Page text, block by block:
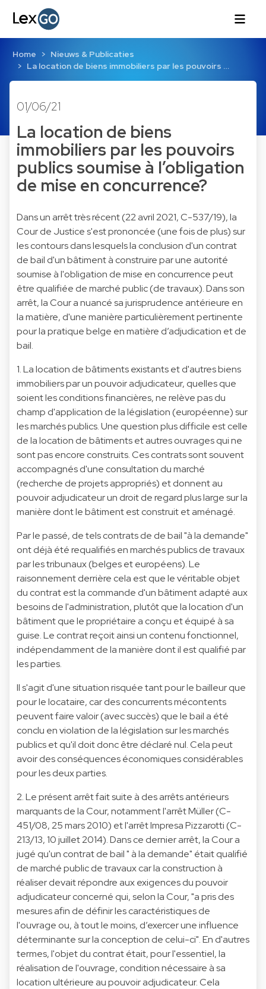
Home
Nieuws & Publicaties
La location de biens immobiliers par les pouvoirs …
01/06/21
La location de biens
immobiliers par les pouvoirs
publics soumise à l’obligation
de mise en concurrence?
Dans un arrêt très récent (22 avril 2021, C-537/19), la
Cour de Justice s'est prononcée (une fois de plus) sur
les contours dans lesquels la conclusion d'un contrat
de bail d'un bâtiment à construire par une autorité
soumise à l'obligation de mise en concurrence peut
être qualifiée de marché public (de travaux). Dans son
arrêt, la Cour a nuancé sa jurisprudence antérieure en
la matière, d'une manière particulièrement pertinente
pour la pratique belge en matière d’adjudication et de
bail.
1. La location de bâtiments existants et d'autres biens
immobiliers par un pouvoir adjudicateur, quelles que
soient les conditions financières, ne relève pas du
champ d'application de la législation (européenne) sur
les marchés publics. Une question plus difficile est celle
de la location de bâtiments et autres ouvrages qui ne
sont pas encore construits. Ces contrats sont souvent
accompagnés d'une consultation du marché
(recherche de projets appropriés) et donnent au
pouvoir adjudicateur un droit de regard plus large sur la
manière dont le bâtiment est construit et aménagé.
Par le passé, de tels contrats de de bail "à la demande"
ont déjà été requalifiés en marchés publics de travaux
par les tribunaux (belges et européens). Le
raisonnement derrière cela est que le véritable objet
du contrat est la commande d'un bâtiment adapté aux
besoins de l'administration, plutôt que la location d'un
bâtiment que le propriétaire a conçu et équipé à sa
guise. Le contrat reçoit ainsi un contenu fonctionnel,
indépendamment de la manière dont il est qualifié par
les parties.
Il s'agit d'une situation risquée tant pour le bailleur que
pour le locataire, car des concurrents mécontents
peuvent faire valoir (avec succès) que le bail a été
conclu en violation de la législation sur les marchés
publics et qu'il doit donc être déclaré nul. Cela peut
avoir des conséquences économiques considérables
pour les deux parties.
2. Le présent arrêt fait suite à des arrêts antérieurs
marquants de la Cour, notamment l'arrêt Müller (C-
451/08, 25 mars 2010) et l'arrêt Impresa Pizzarotti (C-
213/13, 10 juillet 2014). Dans ce dernier arrêt, la Cour a
jugé qu'un contrat de bail " à la demande" était qualifié
de marché public de travaux car la construction à
réaliser devait répondre aux exigences du pouvoir
adjudicateur concerné qui, selon la Cour, "a pris des
mesures afin de définir les caractéristiques de
l'ouvrage ou, à tout le moins, d’exercer une influence
déterminante sur la conception de celui-ci". En d'autres
termes, l'objet du contrat était, pour l'essentiel, la
réalisation de l'ouvrage, condition nécessaire à sa
location ultérieure au pouvoir adjudicateur. Cela